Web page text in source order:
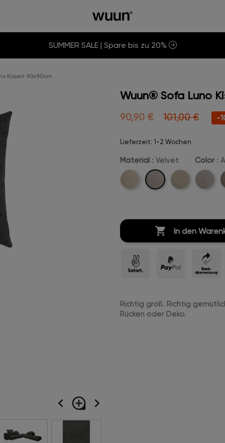
SUMMER SALE | Spare bis zu 20%
Kissen 90x90cm
navigate_before loupe navigate_next
Wuun® Sofa Luno
90,90 € 101,00 € -
Lieferzeit: 1-2 Wochen
Material : Velvet
Cord Velvet Boucle
Color :
Beige-
 In den
Richtig groß. Richtig
Rücken oder Deko.